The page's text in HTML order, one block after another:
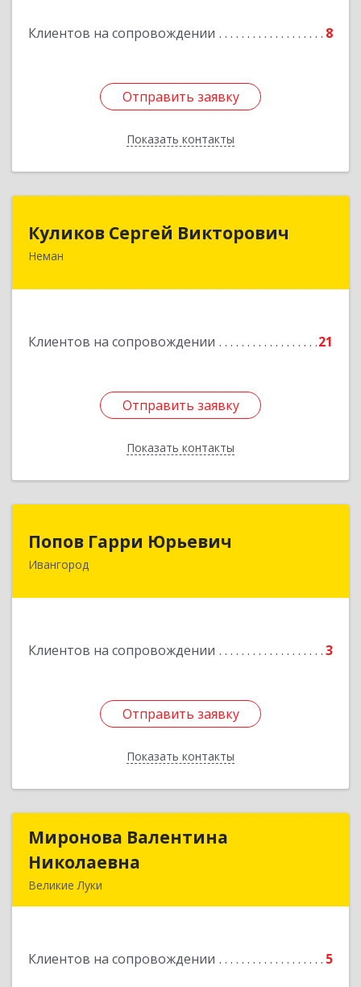
Клиентов на сопровождении 8
Отправить заявку
Показать контакты
Отправить заявку
Назад
Куликов Сергей Викторович
Неман
Клиентов на сопровождении 21
Отправить заявку
Показать контакты
Куликов Сергей Викторович
Отправить заявку
Назад
Попов Гарри Юрьевич
Ивангород
Клиентов на сопровождении 3
Отправить заявку
Показать контакты
Отправить заявку
Назад
Миронова Валентина
Николаевна
Великие Луки
Клиентов на сопровождении 5
Миронова Валентина